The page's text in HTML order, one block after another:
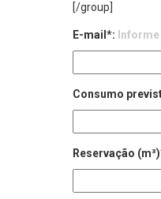
[/group]
E-mail*:
Consumo
Reservação